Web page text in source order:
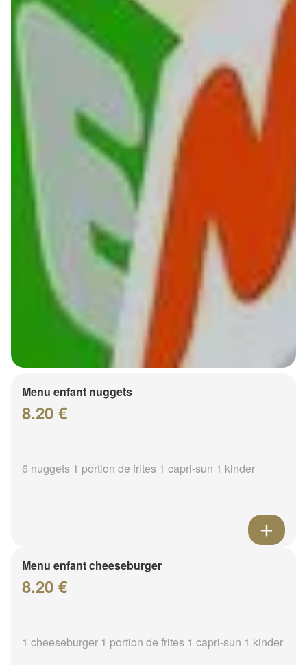
Menu enfant nuggets
8.20 €
6 nuggets 1 portion de frites 1 capri-sun 1 kinder
Menu enfant cheeseburger
8.20 €
1 cheeseburger 1 portion de frites 1 capri-sun 1 kinder